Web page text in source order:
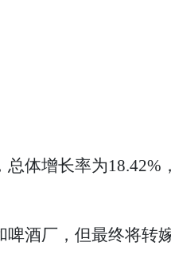
体增长率为
酒厂，但最终将转